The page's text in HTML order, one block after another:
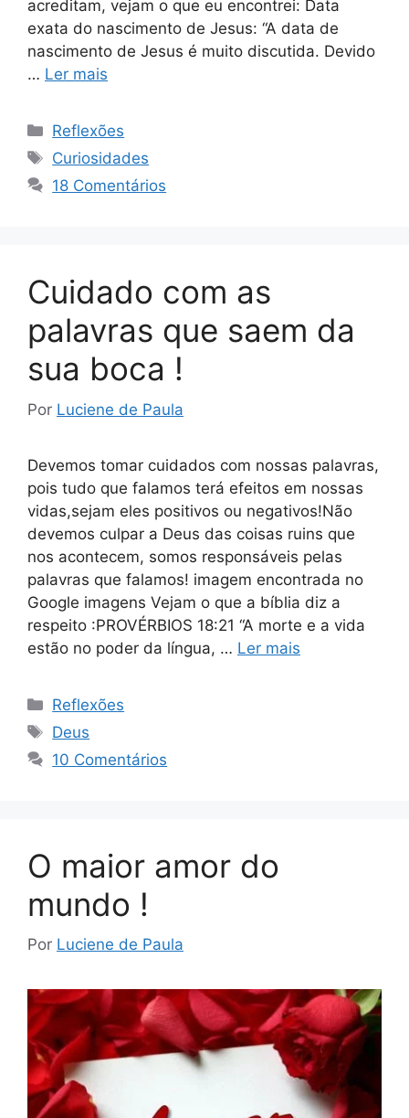
acreditam, vejam o que eu encontrei: Data
exata do nascimento de Jesus: “A data de
nascimento de Jesus é muito discutida. Devido
… Ler mais
Categorias
Reflexões
Tags
Curiosidades
18 Comentários
Cuidado com as
palavras que saem da
sua boca !
Por Luciene de Paula
Devemos tomar cuidados com nossas palavras,
pois tudo que falamos terá efeitos em nossas
vidas,sejam eles positivos ou negativos!Não
devemos culpar a Deus das coisas ruins que
nos acontecem, somos responsáveis pelas
palavras que falamos! imagem encontrada no
Google imagens Vejam o que a bíblia diz a
respeito :PROVÉRBIOS 18:21 “A morte e a vida
estão no poder da língua, … Ler mais
Categorias
Reflexões
Tags
Deus
10 Comentários
O maior amor do
mundo !
Por Luciene de Paula